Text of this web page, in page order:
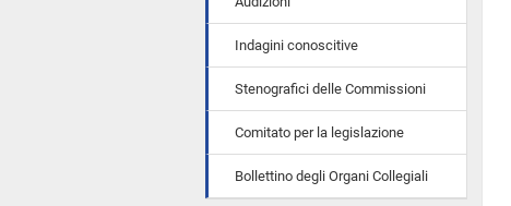
Indagini conoscitive
Stenografici delle Commissioni
Comitato per la legislazione
Bollettino degli Organi Collegiali